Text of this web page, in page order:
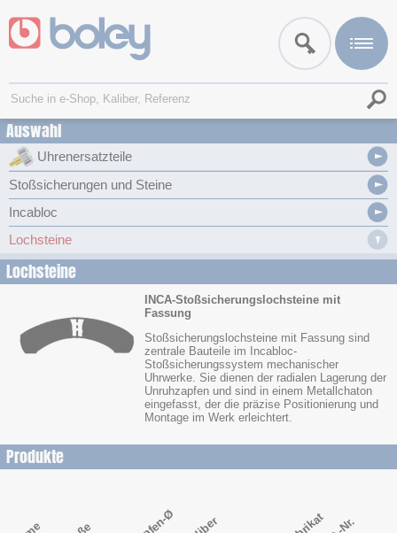
Auswahl
Uhrenersatzteile
Stoßsicherungen und Steine
Incabloc
Lochsteine
Lochsteine
INCA-Stoßsicherungslochsteine mit
Fassung
Stoßsicherungslochsteine mit Fassung sind
zentrale Bauteile im Incabloc-
Stoßsicherungssystem mechanischer
Uhrwerke. Sie dienen der radialen Lagerung der
Unruhzapfen und sind in einem Metallchaton
eingefasst, der die präzise Positionierung und
Montage im Werk erleichtert.
Produkte